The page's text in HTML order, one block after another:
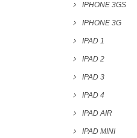
IPHONE 3GS
IPHONE 3G
IPAD 1
IPAD 2
IPAD 3
IPAD 4
IPAD AIR
IPAD MINI